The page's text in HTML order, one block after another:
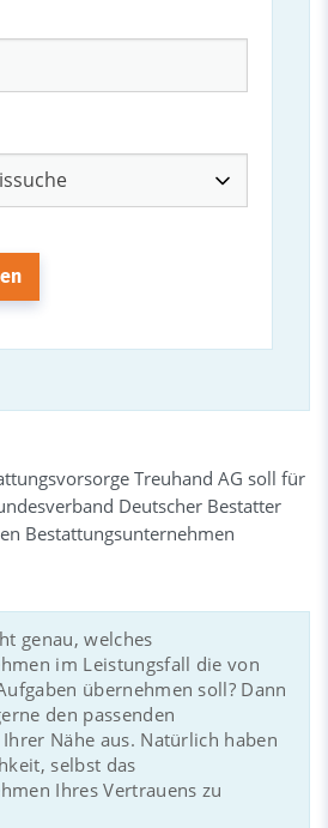
Treuhand AG soll für
Deutscher Bestatter
Bestattungsunternehmen
genau, welches
im Leistungsfall die von
übernehmen soll? Dann
den passenden
Nähe aus. Natürlich haben
selbst das
Ihres Vertrauens zu